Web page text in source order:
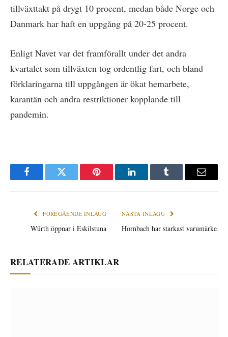
tillväxttakt på drygt 10 procent, medan både Norge och
Danmark har haft en uppgång på 20-25 procent.
Enligt Navet var det framförallt under det andra
kvartalet som tillväxten tog ordentlig fart, och bland
förklaringarna till uppgången är ökat hemarbete,
karantän och andra restriktioner kopplande till
pandemin.
FacebookTwitter Pinterest LinkedInTumblr
E-
FÖREGÅENDE INLÄGG
Würth öppnar i Eskilstuna
NÄSTA INLÄGG
Hornbach har starkast varumärke
RELATERADE ARTIKLAR